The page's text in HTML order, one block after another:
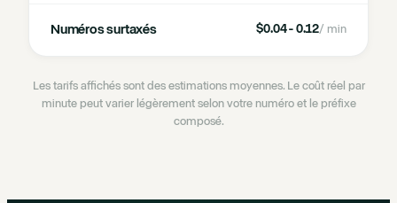
Numéros surtaxés $0.04 - 0.12/ min
Les tarifs affichés sont des estimations moyennes. Le coût réel par
minute peut varier légèrement selon votre numéro et le préfixe
composé.